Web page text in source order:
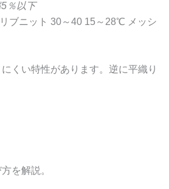
％以下
ブニット 30～40 15～28℃ メッシ
くい特性があります。逆に平織り
を解説。